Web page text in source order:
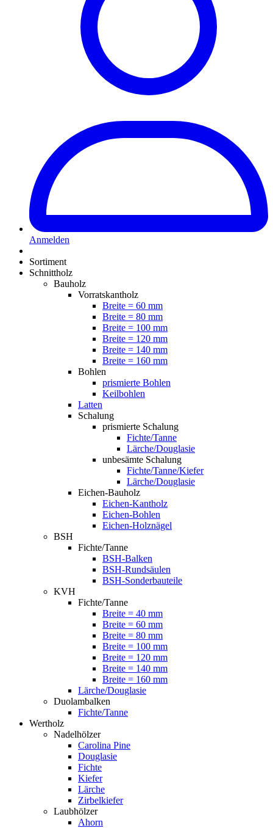
Anmelden
Sortiment
Schnittholz
Bauholz
Vorratskantholz
Breite = 60 mm
Breite = 80 mm
Breite = 100 mm
Breite = 120 mm
Breite = 140 mm
Breite = 160 mm
Bohlen
prismierte Bohlen
Keilbohlen
Latten
Schalung
prismierte Schalung
Fichte/Tanne
Lärche/Douglasie
unbesämte Schalung
Fichte/Tanne/Kiefer
Lärche/Douglasie
Eichen-Bauholz
Eichen-Kantholz
Eichen-Bohlen
Eichen-Holznägel
BSH
Fichte/Tanne
BSH-Balken
BSH-Rundsäulen
BSH-Sonderbauteile
KVH
Fichte/Tanne
Breite = 40 mm
Breite = 60 mm
Breite = 80 mm
Breite = 100 mm
Breite = 120 mm
Breite = 140 mm
Breite = 160 mm
Lärche/Douglasie
Duolambalken
Fichte/Tanne
Wertholz
Nadelhölzer
Carolina Pine
Douglasie
Fichte
Kiefer
Lärche
Zirbelkiefer
Laubhölzer
Ahorn